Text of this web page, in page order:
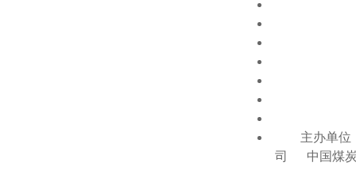
主办单位
司 中国煤